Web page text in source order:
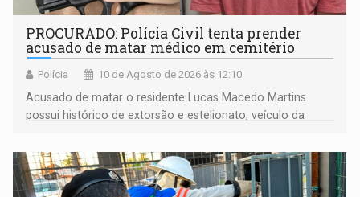
PROCURADO: Polícia Civil tenta prender
acusado de matar médico em cemitério
Polícia 10 de Agosto de 2026 às 12:10
Acusado de matar o residente Lucas Macedo Martins
possui histórico de extorsão e estelionato; veículo da